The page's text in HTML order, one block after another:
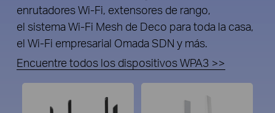
enrutadores Wi-Fi, extensores de rango,
el sistema Wi-Fi Mesh de Deco para toda la casa,
el Wi-Fi empresarial Omada SDN y más.
Encuentre todos los dispositivos WPA3 >>